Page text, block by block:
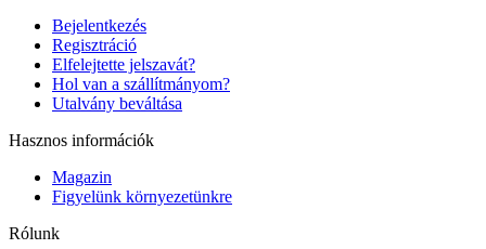
Bejelentkezés
Regisztráció
Elfelejtette jelszavát?
Hol van a szállítmányom?
Utalvány beváltása
Hasznos információk
Magazin
Figyelünk környezetünkre
Rólunk